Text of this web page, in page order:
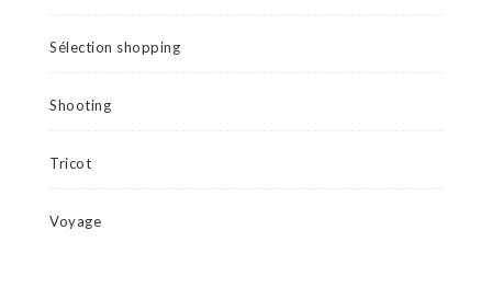
Sélection shopping
Shooting
Tricot
Voyage